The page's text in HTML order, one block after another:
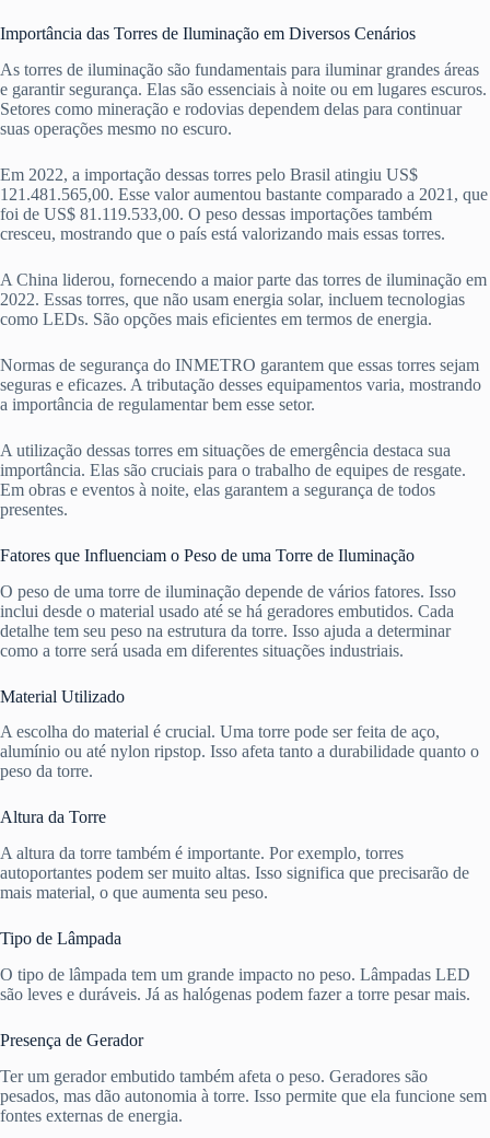
Importância das Torres de Iluminação em Diversos Cenários
As torres de iluminação são fundamentais para iluminar grandes áreas
e garantir segurança. Elas são essenciais à noite ou em lugares escuros.
Setores como mineração e rodovias dependem delas para continuar
suas operações mesmo no escuro.
Em 2022, a importação dessas torres pelo Brasil atingiu US$
121.481.565,00. Esse valor aumentou bastante comparado a 2021, que
foi de US$ 81.119.533,00. O peso dessas importações também
cresceu, mostrando que o país está valorizando mais essas torres.
A China liderou, fornecendo a maior parte das torres de iluminação em
2022. Essas torres, que não usam energia solar, incluem tecnologias
como LEDs. São opções mais eficientes em termos de energia.
Normas de segurança do INMETRO garantem que essas torres sejam
seguras e eficazes. A tributação desses equipamentos varia, mostrando
a importância de regulamentar bem esse setor.
A utilização dessas torres em situações de emergência destaca sua
importância. Elas são cruciais para o trabalho de equipes de resgate.
Em obras e eventos à noite, elas garantem a segurança de todos
presentes.
Fatores que Influenciam o Peso de uma Torre de Iluminação
O peso de uma torre de iluminação depende de vários fatores. Isso
inclui desde o material usado até se há geradores embutidos. Cada
detalhe tem seu peso na estrutura da torre. Isso ajuda a determinar
como a torre será usada em diferentes situações industriais.
Material Utilizado
A escolha do material é crucial. Uma torre pode ser feita de aço,
alumínio ou até nylon ripstop. Isso afeta tanto a durabilidade quanto o
peso da torre.
Altura da Torre
A altura da torre também é importante. Por exemplo, torres
autoportantes podem ser muito altas. Isso significa que precisarão de
mais material, o que aumenta seu peso.
Tipo de Lâmpada
O tipo de lâmpada tem um grande impacto no peso. Lâmpadas LED
são leves e duráveis. Já as halógenas podem fazer a torre pesar mais.
Presença de Gerador
Ter um gerador embutido também afeta o peso. Geradores são
pesados, mas dão autonomia à torre. Isso permite que ela funcione sem
fontes externas de energia.